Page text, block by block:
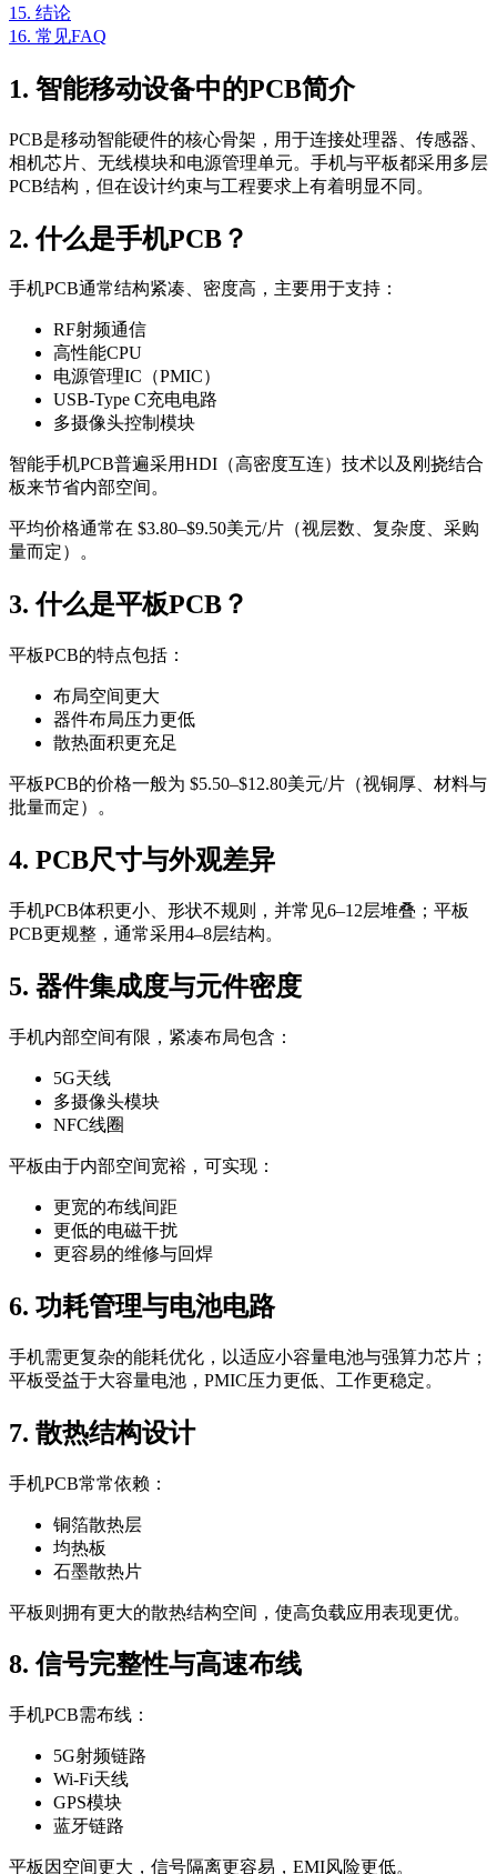
15. 结论
16. 常见FAQ
1. 智能移动设备中的PCB简介
PCB是移动智能硬件的核心骨架，用于连接处理器、传感器、
相机芯片、无线模块和电源管理单元。手机与平板都采用多层
PCB结构，但在设计约束与工程要求上有着明显不同。
2. 什么是手机PCB？
手机PCB通常结构紧凑、密度高，主要用于支持：
RF射频通信
高性能CPU
电源管理IC（PMIC）
USB-Type C充电电路
多摄像头控制模块
智能手机PCB普遍采用HDI（高密度互连）技术以及刚挠结合
板来节省内部空间。
平均价格通常在 $3.80–$9.50美元/片（视层数、复杂度、采购
量而定）。
3. 什么是平板PCB？
平板PCB的特点包括：
布局空间更大
器件布局压力更低
散热面积更充足
平板PCB的价格一般为 $5.50–$12.80美元/片（视铜厚、材料与
批量而定）。
4. PCB尺寸与外观差异
手机PCB体积更小、形状不规则，并常见6–12层堆叠；平板
PCB更规整，通常采用4–8层结构。
5. 器件集成度与元件密度
手机内部空间有限，紧凑布局包含：
5G天线
多摄像头模块
NFC线圈
平板由于内部空间宽裕，可实现：
更宽的布线间距
更低的电磁干扰
更容易的维修与回焊
6. 功耗管理与电池电路
手机需更复杂的能耗优化，以适应小容量电池与强算力芯片；
平板受益于大容量电池，PMIC压力更低、工作更稳定。
7. 散热结构设计
手机PCB常常依赖：
铜箔散热层
均热板
石墨散热片
平板则拥有更大的散热结构空间，使高负载应用表现更优。
8. 信号完整性与高速布线
手机PCB需布线：
5G射频链路
Wi-Fi天线
GPS模块
蓝牙链路
平板因空间更大，信号隔离更容易，EMI风险更低。